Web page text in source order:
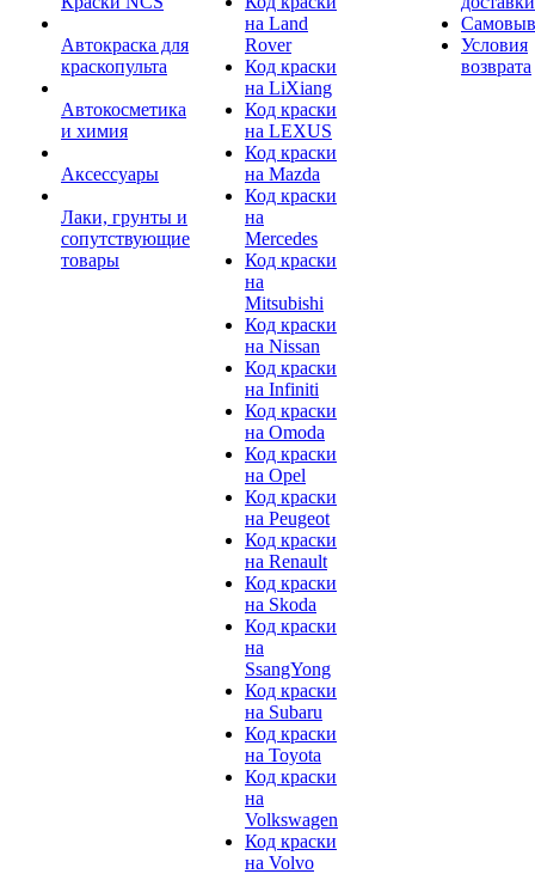
Автокраска для
краскопульта
Автокосметика
и химия
Аксессуары
Лаки, грунты и
сопутствующие
товары
на Land
Rover
Код краски
на LiXiang
Код краски
на LEXUS
Код краски
на Mazda
Код краски
на
Mercedes
Код краски
на
Mitsubishi
Код краски
на Nissan
Код краски
на Infiniti
Код краски
на Omoda
Код краски
на Opel
Код краски
на Peugeot
Код краски
на Renault
Код краски
на Skoda
Код краски
на
SsangYong
Код краски
на Subaru
Код краски
на Toyota
Код краски
на
Volkswagen
Код краски
на Volvo
Условия
возврата